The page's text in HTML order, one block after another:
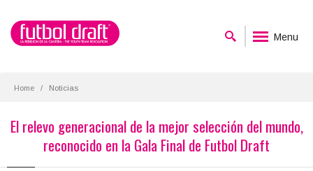
Menu
Home Noticias
El relevo generacional de la mejor selección del mundo,
reconocido en la Gala Final de Futbol Draft